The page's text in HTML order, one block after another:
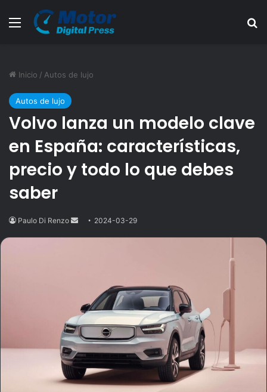
Menú
Inicio / Autos de lujo
Autos de lujo
Volvo lanza un modelo clave
en España: características,
precio y todo lo que debes
saber
Paulo Di Renzo
Send2024-03-29